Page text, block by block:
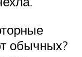
обычных?